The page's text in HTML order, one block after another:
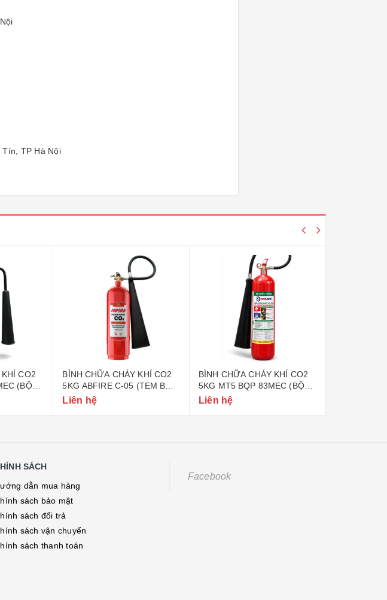
TP Hà Nội
CO2
(BỘ
BÌNH CHỮA CHÁY KHÍ CO2
5KG ABFIRE C-05 (TEM BỘ
CÔNG AN)
Liên hệ
BÌNH CHỮA CHÁY KHÍ CO2
5KG MT5 BQP 83MEC (BỘ
QUỐC PHÒNG)
Liên hệ
SÁCH
dẫn mua hàng
sách bảo mật
sách đổi trả
sách vận chuyển
sách thanh toán
Facebook